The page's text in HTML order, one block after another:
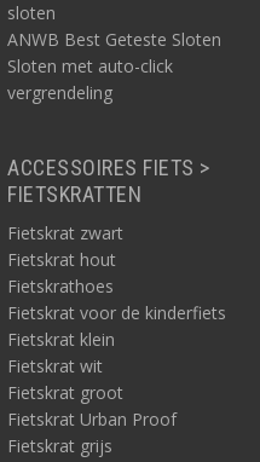
sloten
ANWB Best Geteste Sloten
Sloten met auto-click
vergrendeling
ACCESSOIRES FIETS >
FIETSKRATTEN
Fietskrat zwart
Fietskrat hout
Fietskrathoes
Fietskrat voor de kinderfiets
Fietskrat klein
Fietskrat wit
Fietskrat groot
Fietskrat Urban Proof
Fietskrat grijs